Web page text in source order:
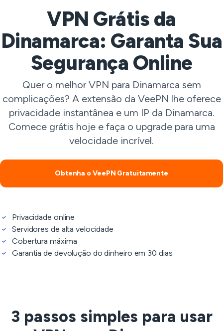
VPN Grátis da
Dinamarca: Garanta Sua
Segurança Online
Quer o melhor VPN para Dinamarca sem
complicações? A extensão da VeePN lhe oferece
privacidade instantânea e um IP da Dinamarca.
Comece grátis hoje e faça o upgrade para uma
velocidade incrível.
Obtenha o VeePN Gratuitamente
Privacidade online
Servidores de alta velocidade
Cobertura máxima
Garantia de devolução do dinheiro em 30 dias
3 passos simples para usar